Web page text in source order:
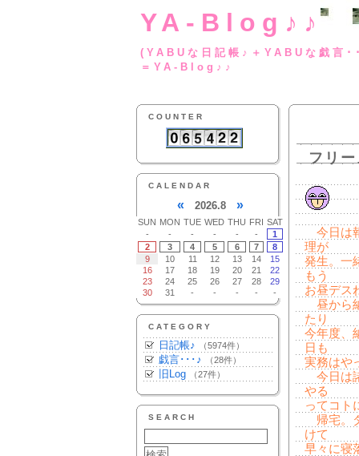
YA-Blog♪♪
(YABUな日記帳♪
＝YA-Blog♪♪
COUNTER
CALENDAR
« 2026.8 »
SUN MON TUE WED THU FRI SAT
-
- - - - -
1
2
3 4 5 6 7
8
9
10 11 12 13 14
15
16
17 18 19 20 21
22
23
24 25 26 27 28
29
30
31 - - - - -
CATEGORY
日記帳♪ （5974件）
戯言･･･♪ （28件）
旧Log （27件）
SEARCH
フリ
今日は
理が
発生。一
もう
お昼デス
昼から
たり
今年度、
日も
実務はや
今日は
やる
ってコト
帰宅。
けて
早々に寝